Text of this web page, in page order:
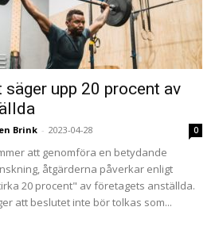
säger upp 20 procent av
Brink - 2023-04-28 0
att genomföra en betydande
åtgärderna påverkar enligt
20 procent" av företagets anställda.
att beslutet inte bör tolkas som...